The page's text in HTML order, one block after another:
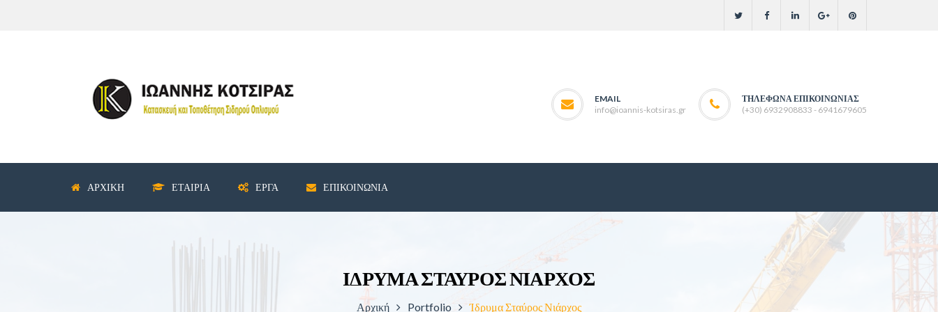
EMAIL
info@ioannis-kotsiras.gr
ΤΗΛΈΦΩΝΑ ΕΠΙΚΟΙΝΩΝΊΑΣ
(+30) 6932908833 - 6941679605
ΑΡΧΙΚΉ ΕΤΑΙΡΊΑ ΈΡΓΑ ΕΠΙΚΟΙΝΩΝΊΑ
ΊΔΡΥΜΑ ΣΤΑΎΡΟΣ ΝΙΆΡΧΟΣ
Αρχική Portfolio Ίδρυμα Σταύρος Νιάρχος